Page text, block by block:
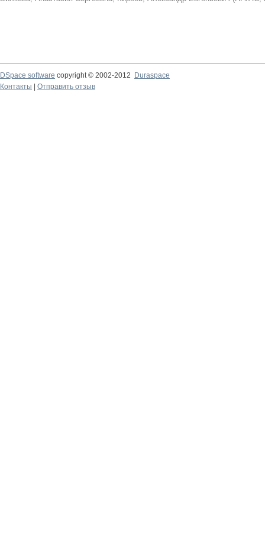
DSpace software copyright © 2002-2012
Duraspace
Контакты
Отправить отзыв